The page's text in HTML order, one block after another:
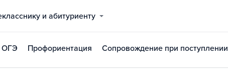
и абитуриенту
ОГЭ Профориентация Сопровождение при поступлении